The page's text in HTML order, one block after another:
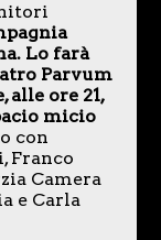
Lo farà
Parvum
alle ore 21,
micio
con
Franco
Camera
e Carla